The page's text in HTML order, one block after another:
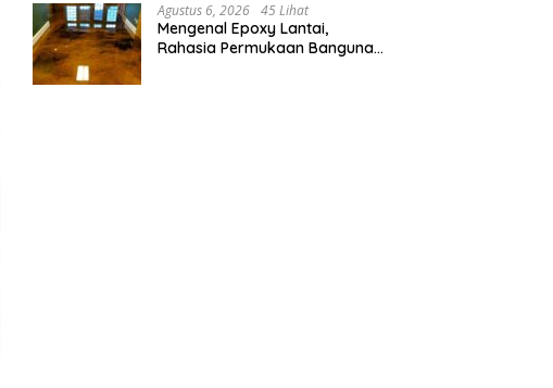
Agustus 6, 2026 45 Lihat
Mengenal Epoxy Lantai,
Rahasia Permukaan Bangunan